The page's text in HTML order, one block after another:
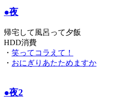
●夜
帰宅して風呂って夕飯
HDD消費
・ 笑ってコラえて！
・ おにぎりあたためますか
●夜2